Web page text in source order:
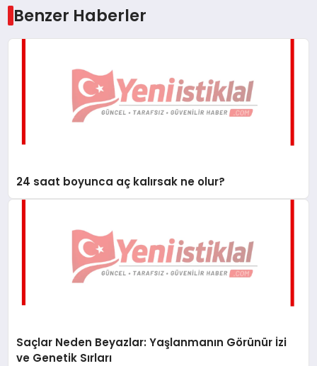
Benzer Haberler
24 saat boyunca aç kalırsak ne olur?
Saçlar Neden Beyazlar: Yaşlanmanın Görünür İzi
ve Genetik Sırları